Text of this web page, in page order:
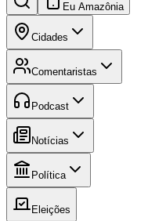
Eu Amazônia
Cidades
Comentaristas
Podcast
Notícias
Política
Eleições